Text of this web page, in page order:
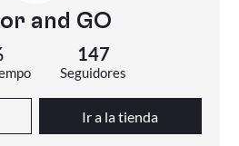
and GO
147
Seguidores
Ir a la tienda